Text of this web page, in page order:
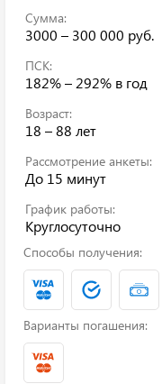
Сумма:
3000 – 300 000 руб.
ПСК:
182% – 292% в год
Возраст:
18 – 88 лет
Рассмотрение анкеты:
До 15 минут
График работы:
Круглосуточно
Способы получения:
Варианты погашения: